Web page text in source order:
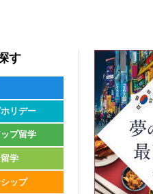
す
リデー
プ留学
学
ップ